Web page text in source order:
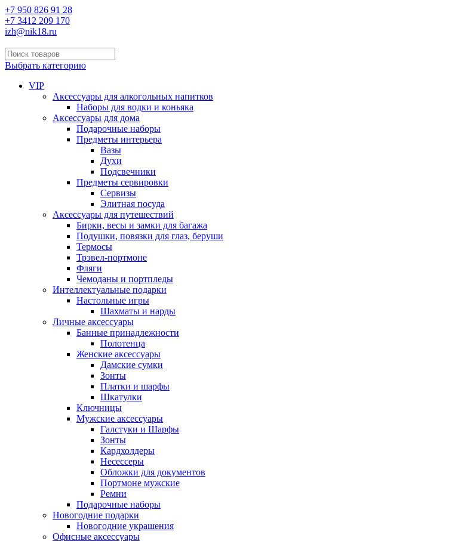
+7 950 826 91 28
+7 3412 209 170
izh@nik18.ru
Выбрать категорию
VIP
Аксессуары для алкогольных напитков
Наборы для водки и коньяка
Аксессуары для дома
Подарочные наборы
Предметы интерьера
Вазы
Духи
Подсвечники
Предметы сервировки
Сервизы
Элитная посуда
Аксессуары для путешествий
Бирки, весы и замки для багажа
Подушки, повязки для глаз, беруши
Термосы
Трэвел-портмоне
Фляги
Чемоданы и портпледы
Интеллектуальные подарки
Настольные игры
Шахматы и нарды
Личные аксессуары
Банные принадлежности
Полотенца
Женские аксессуары
Дамские сумки
Зонты
Платки и шарфы
Шкатулки
Ключницы
Мужские аксессуары
Галстуки и Шарфы
Зонты
Кардхолдеры
Несессеры
Обложки для документов
Портмоне мужские
Ремни
Подарочные наборы
Новогодние подарки
Новогодние украшения
Офисные аксессуары